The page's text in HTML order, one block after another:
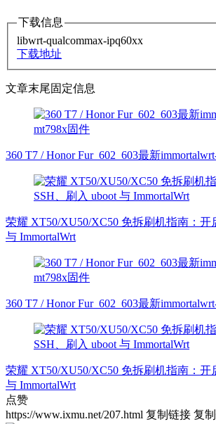
下载信息
libwrt-qualcommax-ipq60xx
下载地址
文章末尾固定信息
360 T7 / Honor Fur_602_603最新
荣耀 XT50/XU50/XC50 免拆刷机指南：开
与 ImmortalWrt
360 T7 / Honor Fur_602_603最新
荣耀 XT50/XU50/XC50 免拆刷机指南：开
与 ImmortalWrt
点赞
https://www.ixmu.net/207.html 复制链接 复